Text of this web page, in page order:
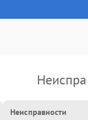
Неисправности